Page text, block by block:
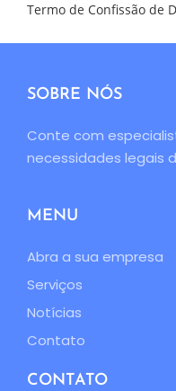
Termo de Confissão de
SOBRE NÓS
Conte com
necessidades legais
MENU
Abra a sua empresa
Serviços
Notícias
Contato
CONTATO